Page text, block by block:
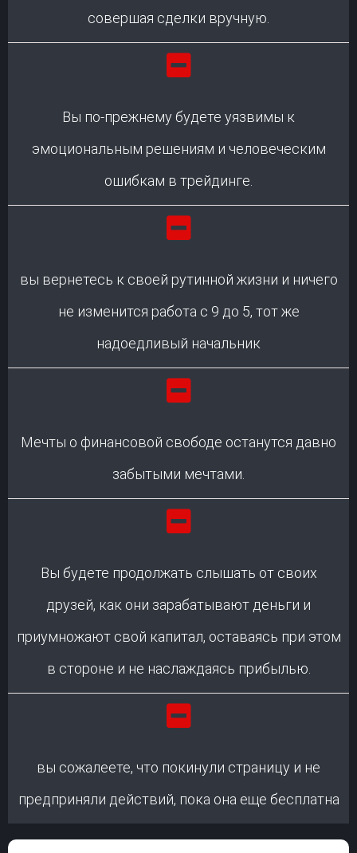
совершая сделки вручную.
Вы по-прежнему будете уязвимы к
эмоциональным решениям и человеческим
ошибкам в трейдинге.
вы вернетесь к своей рутинной жизни и ничего
не изменится работа с 9 до 5, тот же
надоедливый начальник
Мечты о финансовой свободе останутся давно
забытыми мечтами.
Вы будете продолжать слышать от своих
друзей, как они зарабатывают деньги и
приумножают свой капитал, оставаясь при этом
в стороне и не наслаждаясь прибылью.
вы сожалеете, что покинули страницу и не
предприняли действий, пока она еще бесплатна